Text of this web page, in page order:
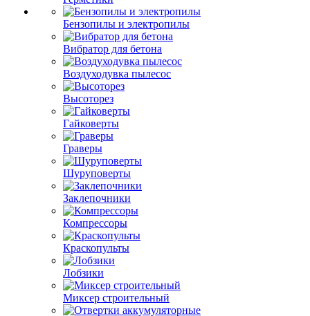
Бензопилы и электропилы
Вибратор для бетона
Воздуходувка пылесос
Высоторез
Гайковерты
Граверы
Шуруповерты
Заклепочники
Компрессоры
Краскопульты
Лобзики
Миксер строительный